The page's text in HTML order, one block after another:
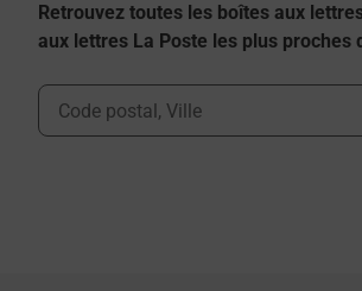
Retrouvez toutes les boîtes aux
aux lettres La Poste les plus proches
Ville, Département, Code Postal